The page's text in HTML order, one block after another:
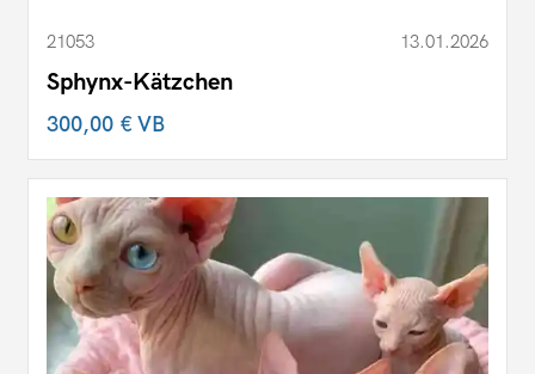
21053 13.01.2026
Sphynx-Kätzchen
300,00 €VB